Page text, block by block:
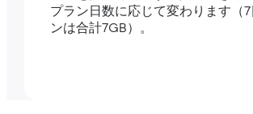
プラン日数に応じて変わります（7
ンは合計7GB）。